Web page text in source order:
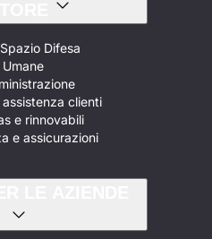
Difesa
Umane
clienti
e rinnovabili
e assicurazioni